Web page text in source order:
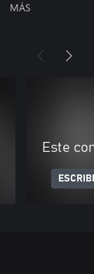
MÁS
Este